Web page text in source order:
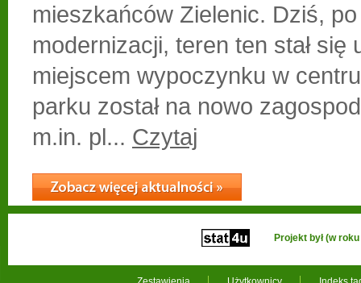
mieszkańców Zielenic. Dziś,
modernizacji, teren ten stał się
miejscem wypoczynku w
parku został na nowo
m.in. pl... Czytaj
Projekt był (w